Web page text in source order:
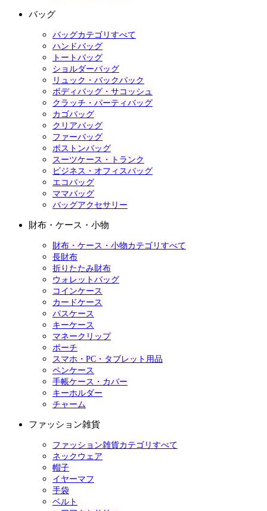
バッグ
バッグカテゴリすべて
ハンドバッグ
トートバッグ
ショルダーバッグ
リュック・バックパック
ボディバッグ・サコッシュ
クラッチ・パーティバッグ
カゴバッグ
クリアバッグ
ファーバッグ
ボストンバッグ
スーツケース・トランク
ビジネス・オフィスバッグ
エコバッグ
ママバッグ
バッグアクセサリー
財布・ケース・小物
財布・ケース・小物カテゴリすべて
長財布
折りたたみ財布
ウォレットバッグ
コインケース
カードケース
パスケース
キーケース
マネークリップ
ポーチ
スマホ・PC・タブレット用品
ペンケース
手帳ケース・カバー
キーホルダー
チャーム
ファッション雑貨
ファッション雑貨カテゴリすべて
ネックウェア
帽子
イヤーマフ
手袋
ベルト